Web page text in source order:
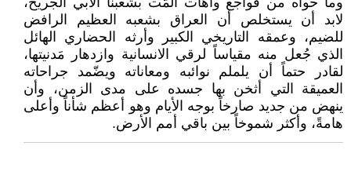
لابد أن يستخلص أن العراق بشعبه العظيم الرافض
للضيم، وعمقه التاريخي الكبير وأرثه الحضاري الهائل
الذي جُعل منه مقياساً لرقي الانسانية وازدهار مَدنيتها،
لقادر حتماً أن يلملم نوائبه ومعاناته ويضّمد جراحاته
العميقة التي أثخن بها جسده على مدى الزمن، وأن
ينهض من جديد صارخاً بوجه الأيام وهو أعظم شأناً وأعلى
هامةً، وأكثر شموخاً بين باقي أمم الأرض.